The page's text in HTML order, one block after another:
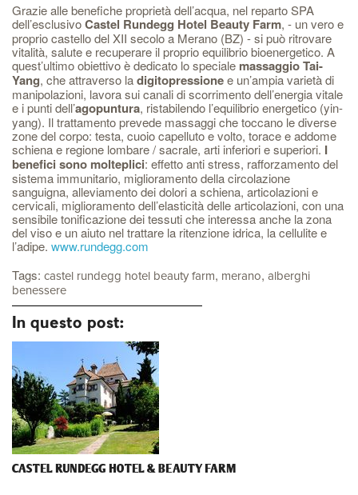
Grazie alle benefiche proprietà dell’acqua, nel reparto SPA
dell’esclusivoCastel Rundegg Hotel Beauty Farm, - un vero e
proprio castello del XII secolo a Merano (BZ) - si può ritrovare
vitalità, salute e recuperare il proprio equilibrio bioenergetico. A
quest’ultimo obiettivo è dedicato lo speciale massaggio Tai-
Yang, che attraverso ladigitopressionee un’ampia varietà di
manipolazioni, lavora sui canali di scorrimento dell’energia vitale
e i punti dell’agopuntura, ristabilendo l’equilibrio energetico (yin-
yang). Il trattamento prevede massaggi che toccano le diverse
zone del corpo: testa, cuoio capelluto e volto, torace e addome
schiena e regione lombare / sacrale, arti inferiori e superiori. I
benefici sono molteplici: effetto anti stress, rafforzamento del
sistema immunitario, miglioramento della circolazione
sanguigna, alleviamento dei dolori a schiena, articolazioni e
cervicali, miglioramento dell’elasticità delle articolazioni, con una
sensibile tonificazione dei tessuti che interessa anche la zona
del viso e un aiuto nel trattare la ritenzione idrica, la cellulite e
l’adipe. www.rundegg.com
Tags: castel rundegg hotel beauty farm, merano, alberghi
benessere
In questo post:
CASTEL RUNDEGG HOTEL & BEAUTY FARM